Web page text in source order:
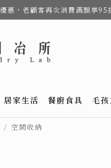
惠，老顧客再次消費滿額享95
居家生活 餐廚食具 毛
空間收納